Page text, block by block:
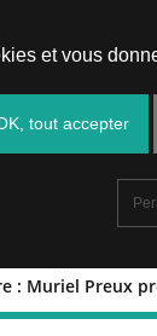
: Muriel Preux
et vous
tout accepter